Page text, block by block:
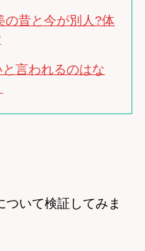
の昔と今が別人?体
言われるのはな
いて検証してみま